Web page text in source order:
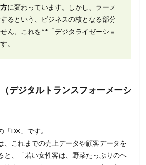
に変わっています。
しかし、ラーメ
るという、ビジネスの核となる部分
ん。これを**「デジタライゼーショ
。
デジタルトランスフォーメーシ
「DX」です。
、これまでの売上データや顧客データを
と、「若い女性客は、野菜たっぷりのヘ